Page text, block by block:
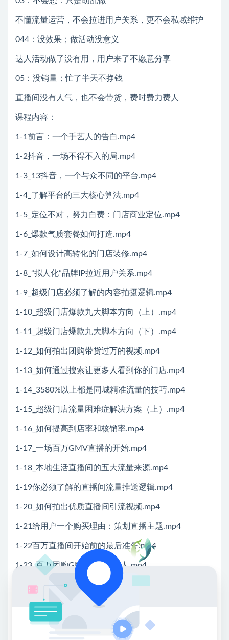
不懂流量运营，不会拉进用户关系，更不会私域维护
044：没效果；做活动没意义
达人活动做了没有用，用户来了不愿意分享
05：没销量；忙了半天不挣钱
直播间没有人气，也不会带货，费时费力费人
课程内容：
1-1前言：一个手艺人的告白.mp4
1-2抖音，一场不得不入的局.mp4
1-3_13抖音，一个与众不同的平台.mp4
1-4_了解平台的三大核心算法.mp4
1-5_定位不对，努力白费：门店商业定位.mp4
1-6_爆款气质套餐如何打造.mp4
1-7_如何设计高转化的门店装修.mp4
1-8_“拟人化”品牌IP拉近用户关系.mp4
1-9_超级门店必须了解的内容拍摄逻辑.mp4
1-10_超级门店爆款九大脚本方向（上）.mp4
1-11_超级门店爆款九大脚本方向（下）.mp4
1-12_如何拍出团购带货过万的视频.mp4
1-13_如何通过搜索让更多人看到你的门店.mp4
1-14_3580%以上都是同城精准流量的技巧.mp4
1-15_超级门店流量困难症解决方案（上）.mp4
1-16_如何提高到店率和核销率.mp4
1-17_一场百万GMV直播的开始.mp4
1-18_本地生活直播间的五大流量来源.mp4
1-19你必须了解的直播间流量推送逻辑.mp4
1-20_如何拍出优质直播间引流视频.mp4
1-21给用户一个购买理由：策划直播主题.mp4
1-22百万直播间开始前的最后准备.mp4
1-23_百万团购GMV直播间：人.mp4
1-24_百万团购GMV直播间：货.mp4
1-25_百万团购GMV直播间：场.mp4
1-26_51百万GMV直播间开场如何提高人气mp4